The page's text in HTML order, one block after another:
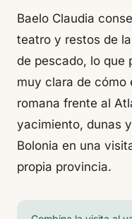
Baelo Claudia
teatro y restos de
de pescado, lo que
muy clara de cómo
romana frente al
yacimiento, dunas
Bolonia en una
propia provincia.